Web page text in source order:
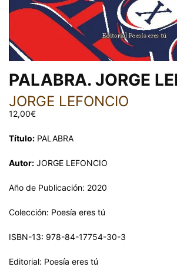
PALABRA. JORGE
JORGE LEFONCIO
12,00€
Título: PALABRA
Autor: JORGE LEFONCIO
Año de Publicación: 2020
Colección: Poesía eres tú
ISBN-13: 978-84-17754-30-3
Editorial: Poesía eres tú